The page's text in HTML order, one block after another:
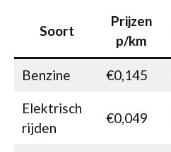
Soort
Prijzen
p/km
Benzine €0,145
Elektrisch
rijden
€0,049